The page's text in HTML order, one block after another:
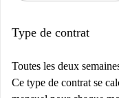
Type de contrat
Toutes les deux
Ce type de contrat se